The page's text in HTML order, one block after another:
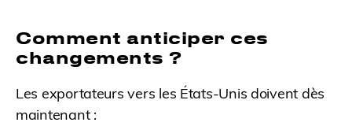
Comment anticiper ces
changements ?
Les exportateurs vers les États-Unis doivent dès
maintenant :